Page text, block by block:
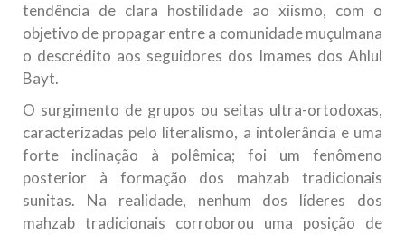
tendência de clara hostilidade ao xiismo, com o
objetivo de propagar entre a comunidade muçulmana
o descrédito aos seguidores dos Imames dos Ahlul
Bayt.
O surgimento de grupos ou seitas ultra-ortodoxas,
caracterizadas pelo literalismo, a intolerância e uma
forte inclinação à polêmica; foi um fenômeno
posterior à formação dos mahzab tradicionais
sunitas. Na realidade, nenhum dos líderes dos
mahzab tradicionais corroborou uma posição de